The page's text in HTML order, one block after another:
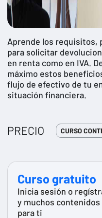
Aprende los requisitos,
para solicitar
en renta como en IVA.
máximo estos
flujo de efectivo de tu
situación financiera.
PRECIO CURSO
Curso gratuito
Inicia sesión o
y muchos
para ti